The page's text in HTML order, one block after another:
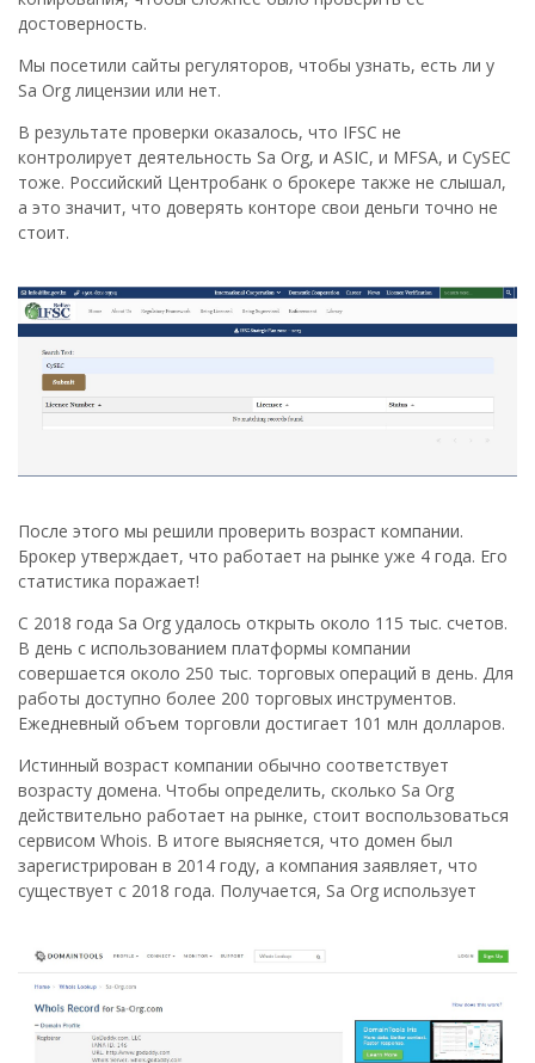
достоверность.
Мы посетили сайты регуляторов, чтобы узнать, есть ли у
Sa Org лицензии или нет.
В результате проверки оказалось, что IFSC не
контролирует деятельность Sa Org, и ASIC, и MFSA, и CySEC
тоже. Российский Центробанк о брокере также не слышал,
а это значит, что доверять конторе свои деньги точно не
стоит.
После этого мы решили проверить возраст компании.
Брокер утверждает, что работает на рынке уже 4 года. Его
статистика поражает!
С 2018 года Sa Org удалось открыть около 115 тыс. счетов.
В день с использованием платформы компании
совершается около 250 тыс. торговых операций в день. Для
работы доступно более 200 торговых инструментов.
Ежедневный объем торговли достигает 101 млн долларов.
Истинный возраст компании обычно соответствует
возрасту домена. Чтобы определить, сколько Sa Org
действительно работает на рынке, стоит воспользоваться
сервисом Whois. В итоге выясняется, что домен был
зарегистрирован в 2014 году, а компания заявляет, что
существует с 2018 года. Получается, Sa Org использует